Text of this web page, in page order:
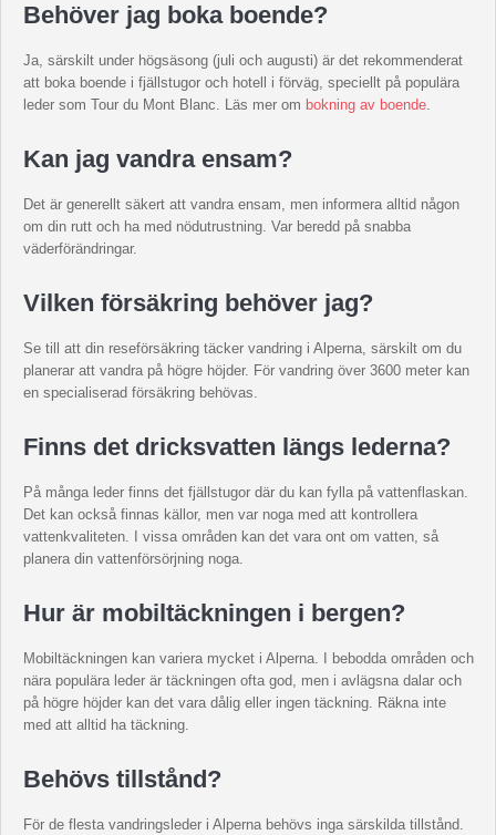
Behöver jag boka boende?
Ja, särskilt under högsäsong (juli och augusti) är det rekommenderat
att boka boende i fjällstugor och hotell i förväg, speciellt på populära
leder som Tour du Mont Blanc. Läs mer om bokning av boende.
Kan jag vandra ensam?
Det är generellt säkert att vandra ensam, men informera alltid någon
om din rutt och ha med nödutrustning. Var beredd på snabba
väderförändringar.
Vilken försäkring behöver jag?
Se till att din reseförsäkring täcker vandring i Alperna, särskilt om du
planerar att vandra på högre höjder. För vandring över 3600 meter kan
en specialiserad försäkring behövas.
Finns det dricksvatten längs lederna?
På många leder finns det fjällstugor där du kan fylla på vattenflaskan.
Det kan också finnas källor, men var noga med att kontrollera
vattenkvaliteten. I vissa områden kan det vara ont om vatten, så
planera din vattenförsörjning noga.
Hur är mobiltäckningen i bergen?
Mobiltäckningen kan variera mycket i Alperna. I bebodda områden och
nära populära leder är täckningen ofta god, men i avlägsna dalar och
på högre höjder kan det vara dålig eller ingen täckning. Räkna inte
med att alltid ha täckning.
Behövs tillstånd?
För de flesta vandringsleder i Alperna behövs inga särskilda tillstånd.